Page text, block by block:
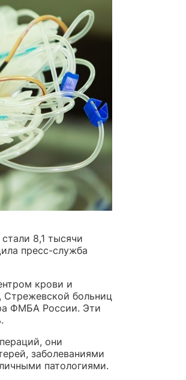
8,1 тысячи
пресс-служба
крови и
Стрежевской больниц
ФМБА России. Эти
они
заболеваниями
патологиями.